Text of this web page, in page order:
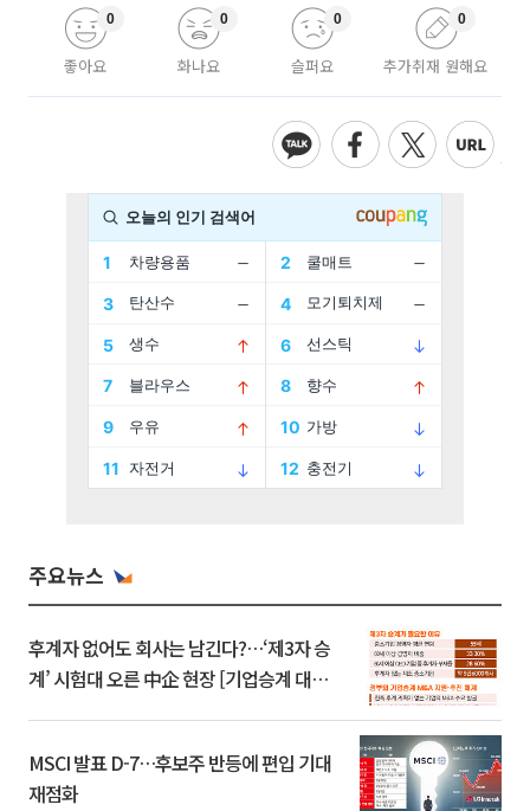
좋아요
0
화나요
0
슬퍼요
0
추가취재 원해요
0
주요뉴스
후계자 없어도 회사는 남긴다?…‘제3자 승
계’ 시험대 오른 中企 현장 [기업승계 대전
MSCI 발표 D-7…후보주 반등에 편입 기대
재점화